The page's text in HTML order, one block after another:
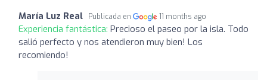
María Luz Real Publicada en 11 months ago
Experiencia fantástica: Precioso el paseo por la isla. Todo
salió perfecto y nos atendieron muy bien! Los
recomiendo!